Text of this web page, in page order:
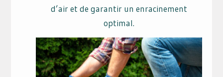
d’air et de garantir un enracinement
optimal.